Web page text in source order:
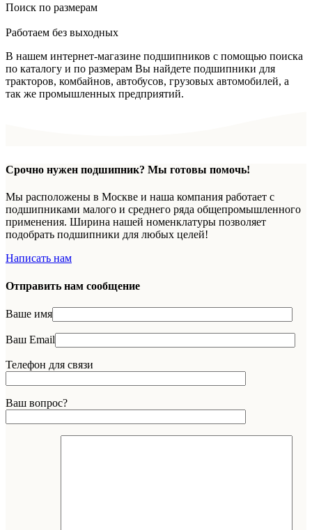
Поиск по размерам
Работаем без выходных
В нашем интернет-магазине подшипников с помощью поиска
по каталогу и по размерам Вы найдете подшипники для
тракторов, комбайнов, автобусов, грузовых автомобилей, а
так же промышленных предприятий.
Срочно нужен подшипник? Мы готовы помочь!
Мы расположены в Москве и наша компания работает с
подшипниками малого и среднего ряда общепромышленного
применения. Ширина нашей номенклатуры позволяет
подобрать подшипники для любых целей!
Написать нам
Отправить нам сообщение
Ваше имя
Ваш Email
Телефон для связи
Ваш вопрос?